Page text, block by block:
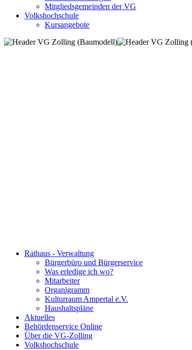
Mitgliedsgemeinden der VG
Volkshochschule
Kursangebote
Rathaus - Verwaltung
Bürgerbüro und Bürgerservice
Was erledige ich wo?
Mitarbeiter
Organigramm
Kulturraum Ampertal e.V.
Haushaltspläne
Aktuelles
Behördenservice Online
Über die VG-Zolling
Volkshochschule